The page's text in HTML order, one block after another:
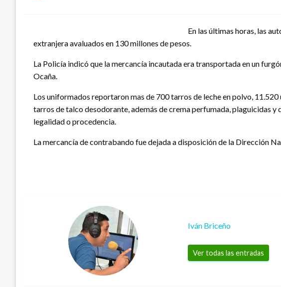
En las últimas horas, las
extranjera avaluados en 130 millones de pesos.
La Policía indicó que la mercancía incautada era transportada en un
Ocaña.
Los uniformados reportaron mas de 700 tarros de leche en polvo,
tarros de talco desodorante, además de crema perfumada, plaguicidas
legalidad o procedencia.
La mercancía de contrabando fue dejada a disposición de la Dirección
Iván Briceño
Ver todas las entradas